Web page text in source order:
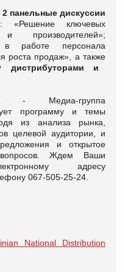
2 панельные дискуссии
«Решение ключевых
производителей»;
в работе персонала
роста продаж», а также
дистрибуторами и
- Медиа-группа
программу и темы
из анализа рынка,
целевой аудитории, и
и открытое
вопросов. Ждем Ваши
адресу
067-505-25-24.
National Distribution